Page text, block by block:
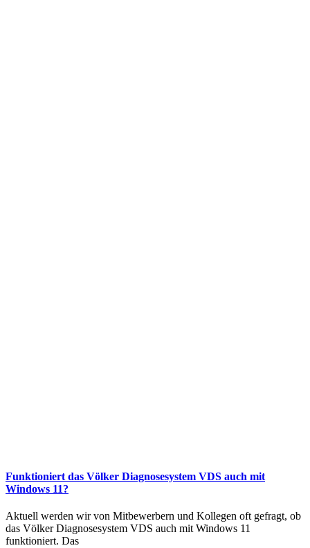
Funktioniert das Völker Diagnosesystem VDS auch mit
Windows 11?
Aktuell werden wir von Mitbewerbern und Kollegen oft gefragt, ob
das Völker Diagnosesystem VDS auch mit Windows 11
funktioniert. Das